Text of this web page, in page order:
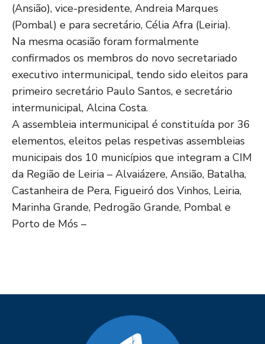
(Ansião), vice-presidente, Andreia Marques
(Pombal) e para secretário, Célia Afra (Leiria).
Na mesma ocasião foram formalmente
confirmados os membros do novo secretariado
executivo intermunicipal, tendo sido eleitos para
primeiro secretário Paulo Santos, e secretário
intermunicipal, Alcina Costa.
A assembleia intermunicipal é constituída por 36
elementos, eleitos pelas respetivas assembleias
municipais dos 10 municípios que integram a CIM
da Região de Leiria – Alvaiázere, Ansião, Batalha,
Castanheira de Pera, Figueiró dos Vinhos, Leiria,
Marinha Grande, Pedrogão Grande, Pombal e
Porto de Mós –